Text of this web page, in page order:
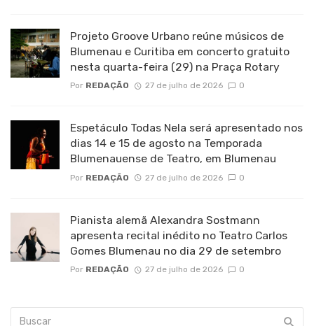
Projeto Groove Urbano reúne músicos de
Blumenau e Curitiba em concerto gratuito
nesta quarta-feira (29) na Praça Rotary
Por REDAÇÃO 27 de julho de 2026 0
Espetáculo Todas Nela será apresentado nos
dias 14 e 15 de agosto na Temporada
Blumenauense de Teatro, em Blumenau
Por REDAÇÃO 27 de julho de 2026 0
Pianista alemã Alexandra Sostmann
apresenta recital inédito no Teatro Carlos
Gomes Blumenau no dia 29 de setembro
Por REDAÇÃO 27 de julho de 2026 0